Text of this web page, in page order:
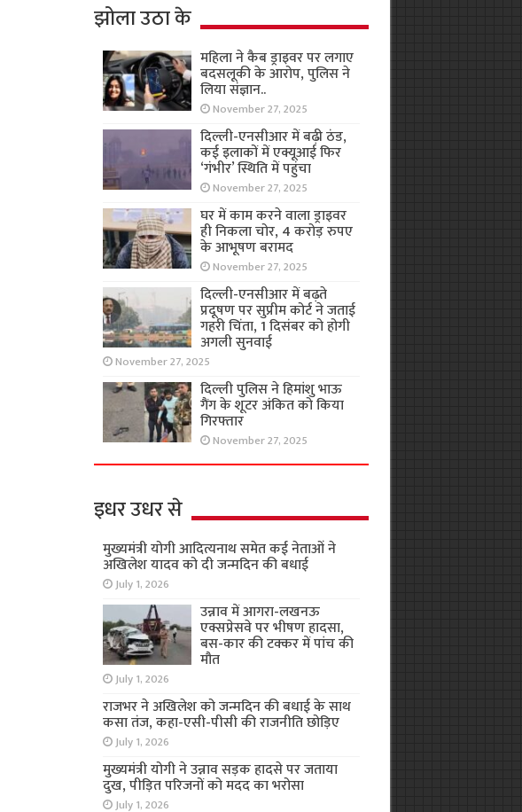
झोला उठा के
महिला ने कैब ड्राइवर पर लगाए
बदसलूकी के आरोप, पुलिस ने
लिया संज्ञान..
November 27, 2025
दिल्ली-एनसीआर में बढ़ी ठंड,
कई इलाकों में एक्यूआई फिर
‘गंभीर’ स्थिति में पहुंचा
November 27, 2025
घर में काम करने वाला ड्राइवर
ही निकला चोर, 4 करोड़ रुपए
के आभूषण बरामद
November 27, 2025
दिल्ली-एनसीआर में बढ़ते
प्रदूषण पर सुप्रीम कोर्ट ने जताई
गहरी चिंता, 1 दिसंबर को होगी
अगली सुनवाई
November 27, 2025
दिल्ली पुलिस ने हिमांशु भाऊ
गैंग के शूटर अंकित को किया
गिरफ्तार
November 27, 2025
इधर उधर से
मुख्यमंत्री योगी आदित्यनाथ समेत कई नेताओं ने
अखिलेश यादव को दी जन्मदिन की बधाई
July 1, 2026
उन्नाव में आगरा-लखनऊ
एक्सप्रेसवे पर भीषण हादसा,
बस-कार की टक्कर में पांच की
मौत
July 1, 2026
राजभर ने अखिलेश को जन्मदिन की बधाई के साथ
कसा तंज, कहा-एसी-पीसी की राजनीति छोड़िए
July 1, 2026
मुख्यमंत्री योगी ने उन्नाव सड़क हादसे पर जताया
दुख, पीड़ित परिजनों को मदद का भरोसा
July 1, 2026